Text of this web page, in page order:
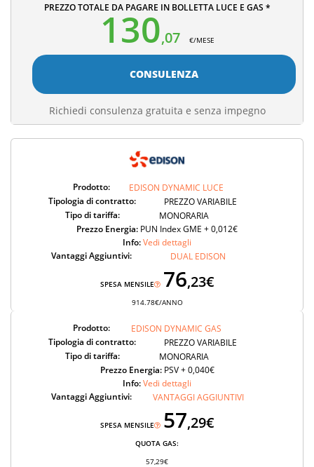
PREZZO TOTALE DA PAGARE IN BOLLETTA LUCE E GAS *
130,07 €/MESE
CONSULENZA
Richiedi consulenza gratuita e senza impegno
Prodotto:
EDISON DYNAMIC LUCE
Tipologia di contratto:
PREZZO VARIABILE
Tipo di tariffa:
MONORARIA
Prezzo Energia: PUN Index GME + 0,012€
Info:Vedi dettagli
Vantaggi Aggiuntivi:
DUAL EDISON
SPESA MENSILE 76,23€
914.78€/ANNO
Prodotto:
EDISON DYNAMIC GAS
Tipologia di contratto:
PREZZO VARIABILE
Tipo di tariffa:
MONORARIA
Prezzo Energia: PSV + 0,040€
Info:Vedi dettagli
Vantaggi Aggiuntivi:
VANTAGGI AGGIUNTIVI
SPESA MENSILE 57,29€
QUOTA GAS:
57,29€